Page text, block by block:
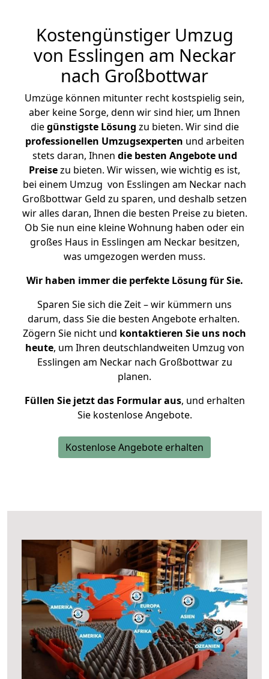
Kostengünstiger Umzug
von Esslingen am Neckar
nach Großbottwar
Umzüge können mitunter recht kostspielig sein,
aber keine Sorge, denn wir sind hier, um Ihnen
diegünstigste Lösung zu bieten. Wir sind die
professionellen Umzugsexperten und arbeiten
stets daran, Ihnen die besten Angebote und
Preisezu bieten. Wir wissen, wie wichtig es ist,
bei einem Umzug von Esslingen am Neckar nach
Großbottwar Geld zu sparen, und deshalb setzen
wir alles daran, Ihnen die besten Preise zu bieten.
Ob Sie nun eine kleine Wohnung haben oder ein
großes Haus in Esslingen am Neckar besitzen,
was umgezogen werden muss.
Wir haben immer die perfekte Lösung für Sie.
Sparen Sie sich die Zeit – wir kümmern uns
darum, dass Sie die besten Angebote erhalten.
Zögern Sie nicht und kontaktieren Sie uns noch
heute, um Ihren deutschlandweiten Umzug von
Esslingen am Neckar nach Großbottwar zu
planen.
Füllen Sie jetzt das Formular aus, und erhalten
Sie kostenlose Angebote.
Kostenlose Angebote erhalten